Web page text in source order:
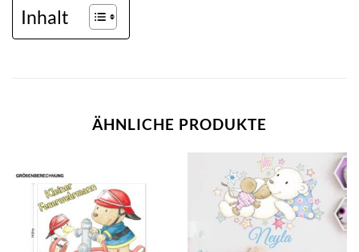
Inhalt
ÄHNLICHE PRODUKTE